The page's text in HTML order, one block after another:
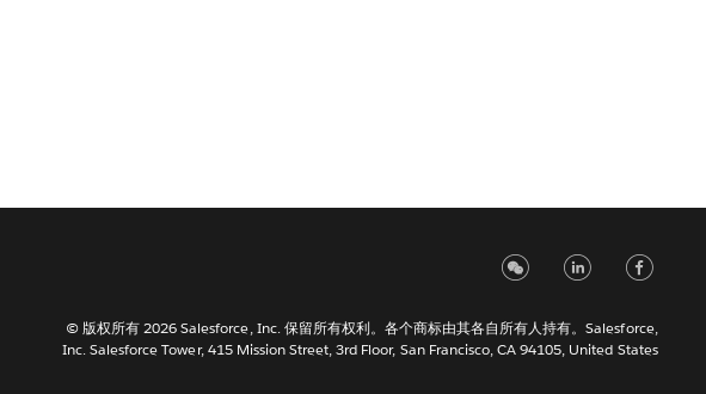
© 版权所有 2026 Salesforce, Inc. 保留所有权利。各个商标由其各自所有人持有。Salesforce,
Inc. Salesforce Tower, 415 Mission Street, 3rd Floor, San Francisco, CA 94105, United States